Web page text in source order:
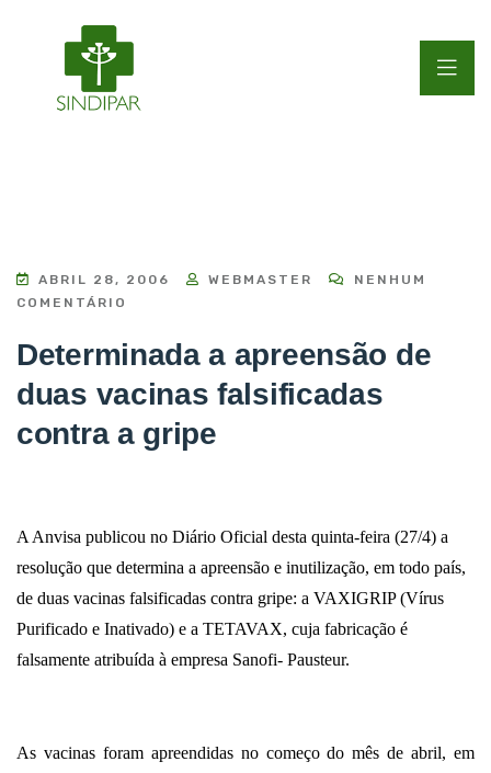
ABRIL 28, 2006 WEBMASTER
NENHUM
COMENTÁRIO
Determinada a apreensão de
duas vacinas falsificadas
contra a gripe
A Anvisa publicou no Diário Oficial desta quinta-feira (27/4) a
resolução que determina a apreensão e inutilização, em todo país,
de duas vacinas falsificadas contra gripe: a VAXIGRIP (Vírus
Purificado e Inativado) e a TETAVAX, cuja fabricação é
falsamente atribuída à empresa Sanofi- Pausteur.
As vacinas foram apreendidas no começo do mês de abril, em